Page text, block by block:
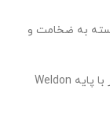
کامل: حدود 30–40 سوراخ بسته به ضخامت و